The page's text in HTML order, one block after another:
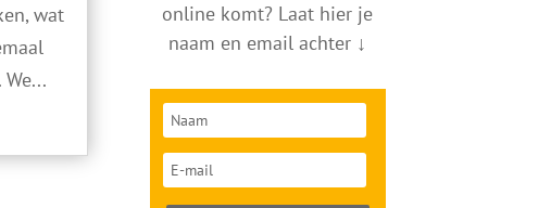
wat
online komt? Laat hier je
naam en email achter ↓